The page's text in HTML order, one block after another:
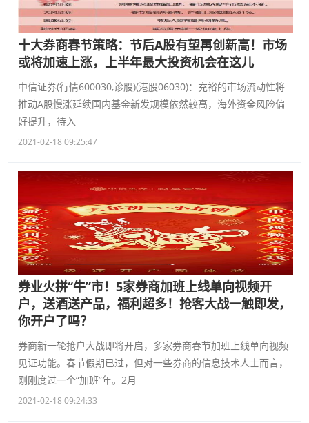
十大券商春节策略：节后A股有望再创新高！市场
或将加速上涨，上半年最大投资机会在这儿
中信证券(行情600030,诊股)(港股06030)：充裕的市场流动性将
推动A股慢涨延续国内基金新发规模依然较高，海外资金风险偏
好提升，待入
2021-02-18 09:25:47
券业火拼“牛”市！5家券商加班上线单向视频开
户，送酒送产品，福利超多！抢客大战一触即发，
你开户了吗？
券商新一轮抢户大战即将开启，多家券商春节加班上线单向视频
见证功能。春节假期已过，但对一些券商的信息技术人士而言，
刚刚度过一个“加班”年。2月
2021-02-18 09:24:33